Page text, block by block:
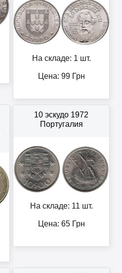
На складе: 1 шт.
Цена: 99Грн
10 эскудо 1972
Португалия
На складе: 11 шт.
Цена: 65Грн